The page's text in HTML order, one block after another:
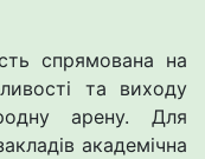
спрямована на
та виходу
арену. Для
академічна